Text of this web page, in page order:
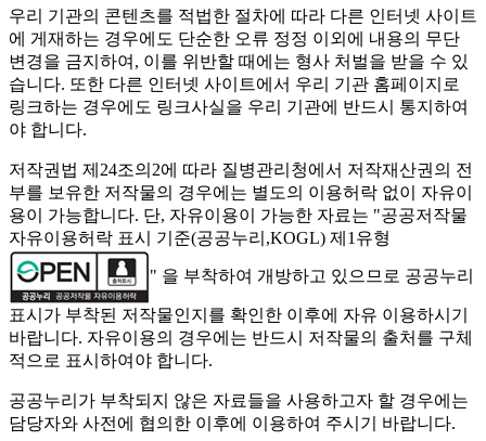
우리 기관의 콘텐츠를 적법한 절차에 따라 다른 인터넷 사이트
에 게재하는 경우에도 단순한 오류 정정 이외에 내용의 무단
변경을 금지하여, 이를 위반할 때에는 형사 처벌을 받을 수 있
습니다. 또한 다른 인터넷 사이트에서 우리 기관 홈페이지로
링크하는 경우에도 링크사실을 우리 기관에 반드시 통지하여
야 합니다.
저작권법 제24조의2에 따라 질병관리청에서 저작재산권의 전
부를 보유한 저작물의 경우에는 별도의 이용허락 없이 자유이
용이 가능합니다. 단, 자유이용이 가능한 자료는 "공공저작물
자유이용허락 표시 기준(공공누리,KOGL) 제1유형
" 을 부착하여 개방하고 있으므로 공공누리
표시가 부착된 저작물인지를 확인한 이후에 자유 이용하시기
바랍니다. 자유이용의 경우에는 반드시 저작물의 출처를 구체
적으로 표시하여야 합니다.
공공누리가 부착되지 않은 자료들을 사용하고자 할 경우에는
담당자와 사전에 협의한 이후에 이용하여 주시기 바랍니다.